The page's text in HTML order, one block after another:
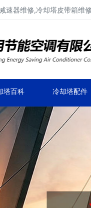
速器维修,冷却塔皮带箱维
塔百科 冷却塔配件